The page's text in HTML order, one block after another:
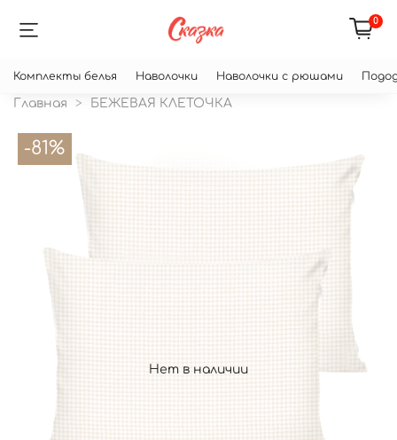
0
Комплекты белья Наволочки Наволочки с рюшами
Главная БЕЖЕВАЯ КЛЕТОЧКА
Нет в наличии
-81%